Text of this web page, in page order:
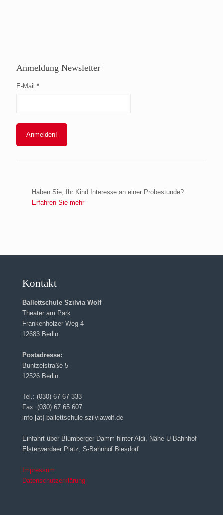
Anmeldung Newsletter
E-Mail *
Haben Sie, Ihr Kind Interesse an einer Probestunde?
Erfahren Sie mehr
Kontakt
Ballettschule Szilvia Wolf
Theater am Park
Frankenholzer Weg 4
12683 Berlin
Postadresse:
Buntzelstraße 5
12526 Berlin
Tel.: (030) 67 67 333
Fax: (030) 67 65 607
info [at] ballettschule-szilviawolf.de
Einfahrt über Blumberger Damm hinter Aldi, Nähe U-Bahnhof
Elsterwerdaer Platz, S-Bahnhof Biesdorf
Impressum
Datenschutzerklärung